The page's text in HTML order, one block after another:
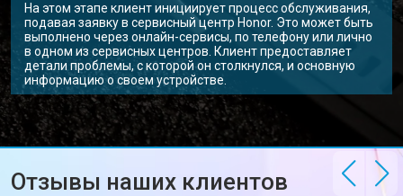
На этом этапе клиент инициирует процесс обслуживания,
подавая заявку в сервисный центр Honor. Это может быть
выполнено через онлайн-сервисы, по телефону или лично
в одном из сервисных центров. Клиент предоставляет
детали проблемы, с которой он столкнулся, и основную
информацию о своем устройстве.
Отзывы наших клиентов